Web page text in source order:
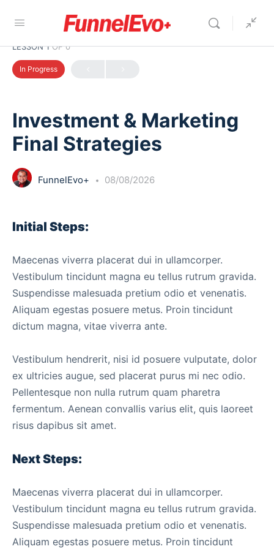
LESSON 1OF 0
In Progress
Investment & Marketing
Final Strategies
FunnelEvo+ 08/08/2026
Initial Steps:
Maecenas viverra placerat dui in ullamcorper.
Vestibulum tincidunt magna eu tellus rutrum gravida.
Suspendisse malesuada pretium odio et venenatis.
Aliquam egestas posuere metus. Proin tincidunt
dictum magna, vitae viverra ante.
Vestibulum hendrerit, nisi id posuere vulputate, dolor
ex ultricies augue, sed placerat purus mi nec odio.
Pellentesque non nulla rutrum quam pharetra
fermentum. Aenean convallis varius elit, quis laoreet
risus dapibus sit amet.
Next Steps:
Maecenas viverra placerat dui in ullamcorper.
Vestibulum tincidunt magna eu tellus rutrum gravida.
Suspendisse malesuada pretium odio et venenatis.
Aliquam egestas posuere metus. Proin tincidunt